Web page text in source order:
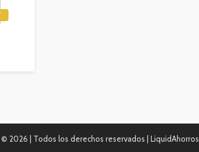
© 2026 | Todos los derechos reservados | LiquidAhorros